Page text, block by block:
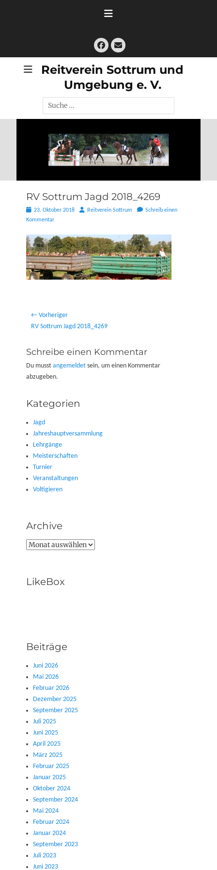
Facebook
E-
Mail
Reitverein Sottrum und
Umgebung e. V.
Suche
nach:
RV Sottrum Jagd 2018_4269
Posted
on
23. Oktober 2018 AutorReitverein Sottrum
Schreib einen
Kommentar
Beitragsnavigation
← Vorheriger
Vorheriger
RV Sottrum Jagd 2018_4269
Schreibe einen Kommentar
Du musst angemeldet sein, um einen Kommentar
abzugeben.
Kategorien
Jagd
Jahreshauptversammlung
Lehrgänge
Meisterschaften
Turnier
Veranstaltungen
Voltigieren
Archive
Archive
LikeBox
Beiträge
Juni 2026
Mai 2026
Februar 2026
Dezember 2025
September 2025
Juli 2025
Juni 2025
April 2025
März 2025
Februar 2025
Januar 2025
Oktober 2024
September 2024
Mai 2024
Februar 2024
Januar 2024
September 2023
Juli 2023
Juni 2023